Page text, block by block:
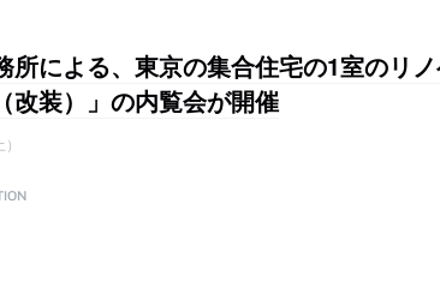
所による、東京の集合住宅の1室のリ
改装）」の内覧会が開催